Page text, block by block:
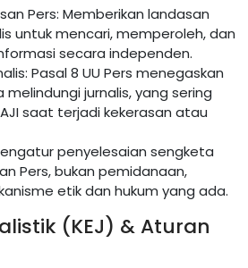
Pers: Memberikan landasan
untuk mencari, memperoleh, dan
secara independen.
Pasal 8 UU Pers menegaskan
jurnalis, yang sering
saat terjadi kekerasan atau
penyelesaian sengketa
Pers, bukan pemidanaan,
etik dan hukum yang ada.
(KEJ) & Aturan